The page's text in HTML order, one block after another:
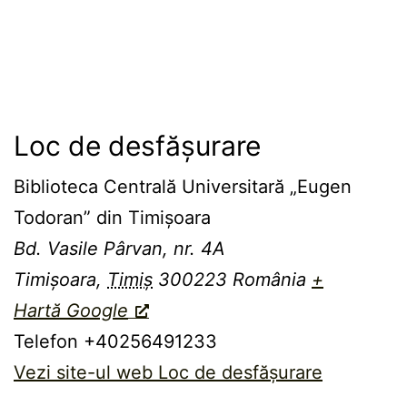
Loc de desfășurare
Biblioteca Centrală Universitară „Eugen
Todoran” din Timişoara
Bd. Vasile Pârvan, nr. 4A
Timișoara, Timiș 300223 România +
Hartă Google
Telefon +40256491233
Vezi site-ul web Loc de desfășurare